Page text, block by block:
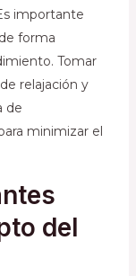
importante
forma
Tomar
relajación y
de
minimizar el
del